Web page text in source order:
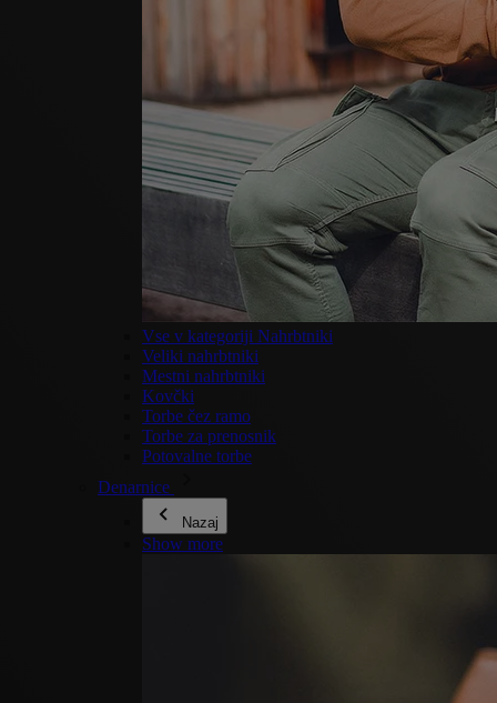
Vse v kategoriji Nahrbtniki
Veliki nahrbtniki
Mestni nahrbtniki
Kovčki
Torbe čez ramo
Torbe za prenosnik
Potovalne torbe
Denarnice
Nazaj
Show more